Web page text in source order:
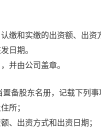
缴和实缴的出资额、出资
日期。
并由公司盖章。
置备股东名册，记载下列事
所；
、出资方式和出资日期；